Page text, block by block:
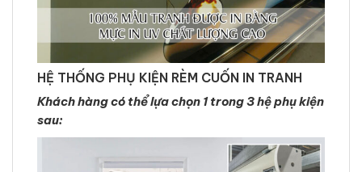
HỆ THỐNG PHỤ KIỆN RÈM CUỐN IN TRANH
Khách hàng có thể lựa chọn 1 trong 3 hệ phụ kiện
sau: